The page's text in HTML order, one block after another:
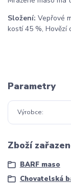
Složení: Vepřové
kostí 45 %, Hovězí
Parametry
Výrobce
Zboží
BARF maso
Chovatelská